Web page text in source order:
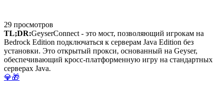
29 просмотров
TL;DR:GeyserConnect - это мост, позволяющий игрокам на
Bedrock Edition подключаться к серверам Java Edition без
установки. Это открытый прокси, основанный на Geyser,
обеспечивающий кросс-платформенную игру на стандартных
серверах Java.
💎🎁